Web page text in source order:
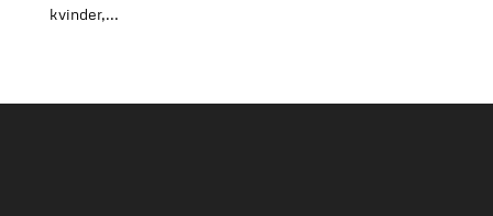
kvinder,...